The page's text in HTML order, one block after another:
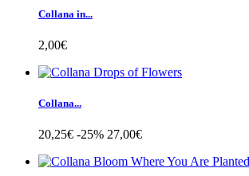
Collana in...
2,00€
Collana...
20,25€ -25% 27,00€